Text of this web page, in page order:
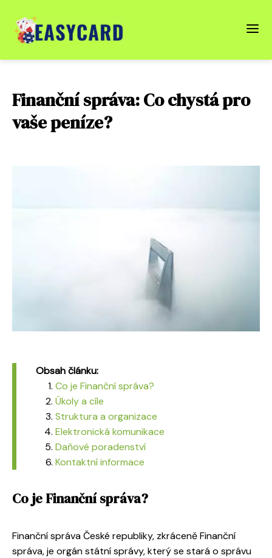
Finanční správa: Co chystá pro
vaše peníze?
Obsah článku:
Co je Finanční správa?
Úkoly a cíle
Struktura a organizace
Elektronická komunikace
Daňové poradenství
Kontaktní informace
Co je Finanční správa?
Finanční správa České republiky, zkráceně Finanční
správa, je orgán státní správy, který se stará o správu